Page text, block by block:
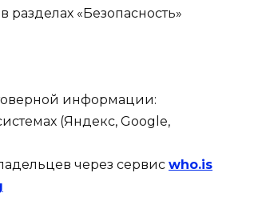
«Безопасность»
информации:
(Яндекс, Google,
через сервис who.is